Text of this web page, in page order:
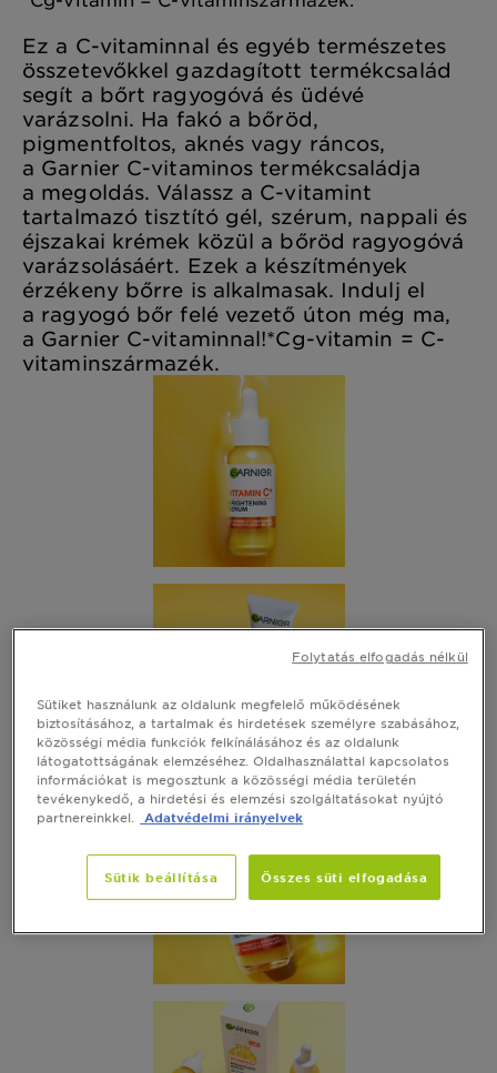
Ez a C-vitaminnal és egyéb természetes
összetevőkkel gazdagított termékcsalád
segít a bőrt ragyogóvá és üdévé
varázsolni. Ha fakó a bőröd,
pigmentfoltos, aknés vagy ráncos,
a Garnier C-vitaminos termékcsaládja
a megoldás. Válassz a C-vitamint
tartalmazó tisztító gél, szérum, nappali és
éjszakai krémek közül a bőröd ragyogóvá
varázsolásáért. Ezek a készítmények
érzékeny bőrre is alkalmasak. Indulj el
a ragyogó bőr felé vezető úton még ma,
a Garnier C-vitaminnal!*Cg-vitamin = C-
vitaminszármazék.
Sütiket használunk az oldalunk megfelelő működésének
biztosításához, a tartalmak és hirdetések személyre szabásához,
közösségi média funkciók felkínálásához és az oldalunk
látogatottságának elemzéséhez. Oldalhasználattal kapcsolatos
információkat is megosztunk a közösségi média területén
tevékenykedő, a hirdetési és elemzési szolgáltatásokat nyújtó
partnereinkkel.
Adatvédelmi irányelvek
Sütik beállítása Összes süti elfogadása
Folytatás elfogadás nélkül